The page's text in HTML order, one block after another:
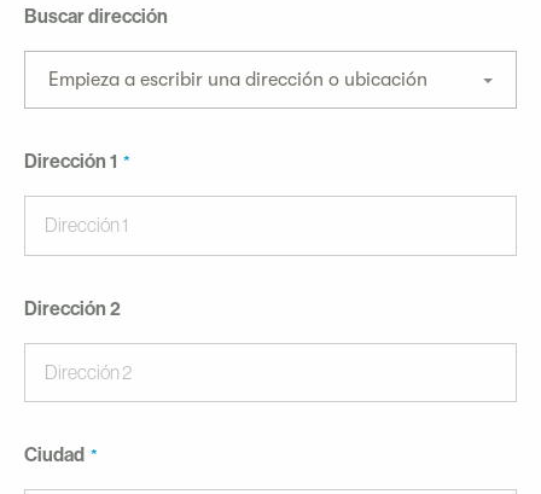
Buscar dirección
Empieza a escribir una dirección o ubicación
Dirección 1
Dirección 2
Ciudad